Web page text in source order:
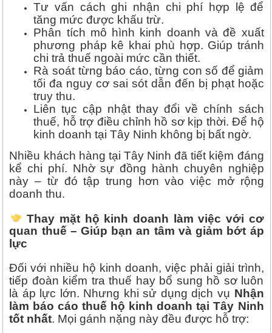
Tư vấn cách ghi nhận chi phí hợp lệ để
tăng mức được khấu trừ.
Phân tích mô hình kinh doanh và đề xuất
phương pháp kê khai phù hợp. Giúp tránh
chi trả thuế ngoài mức cần thiết.
Rà soát từng báo cáo, từng con số để giảm
tối đa nguy cơ sai sót dẫn đến bị phạt hoặc
truy thu.
Liên tục cập nhật thay đổi về chính sách
thuế, hỗ trợ điều chỉnh hồ sơ kịp thời. Để hộ
kinh doanh tại Tây Ninh không bị bất ngờ.
Nhiều khách hàng tại Tây Ninh đã tiết kiệm đáng
kể chi phí. Nhờ sự đồng hành chuyên nghiệp
này – từ đó tập trung hơn vào việc mở rộng
doanh thu.
Thay mặt hộ kinh doanh làm việc với cơ
quan thuế – Giúp bạn an tâm và giảm bớt áp
lực
Đối với nhiều hộ kinh doanh, việc phải giải trình,
tiếp đoàn kiểm tra thuế hay bổ sung hồ sơ luôn
là áp lực lớn. Nhưng khi sử dụng dịch vụ Nhận
làm báo cáo thuế hộ kinh doanh tại Tây Ninh
tốt nhất. Mọi gánh nặng này đều được hỗ trợ: